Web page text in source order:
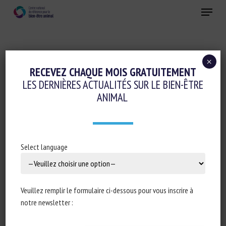
Menu
Cognition-émotions
ANATOMICAL AND FUNCTIONAL BASIS OF
RELATIONSHIP WITH EMOTIONS IN
1 octobre 2024
RECEVEZ CHAQUE MOIS GRATUITEMENT
LES DERNIÈRES ACTUALITÉS SUR LE BIEN-ÊTRE
ANIMAL
Select language
Veuillez remplir le formulaire ci-dessous pour vous inscrire à
notre newsletter :
×